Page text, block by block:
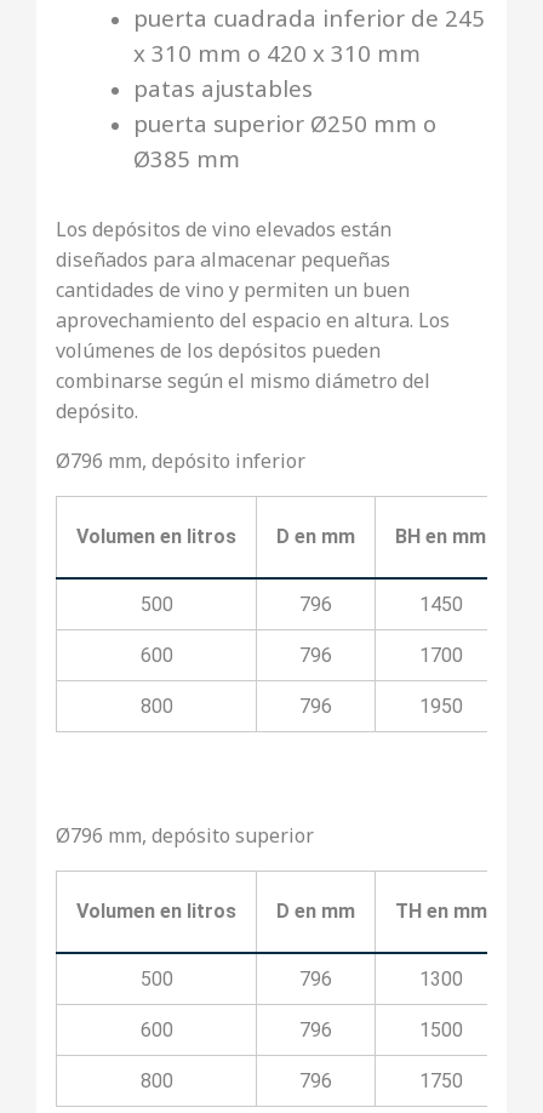
puerta cuadrada inferior de 245
x 310 mm o 420 x 310 mm
patas ajustables
puerta superior Ø250 mm o
Ø385 mm
Los depósitos de vino elevados están
diseñados para almacenar pequeñas
cantidades de vino y permiten un buen
aprovechamiento del espacio en altura. Los
volúmenes de los depósitos pueden
combinarse según el mismo diámetro del
depósito.
Ø796 mm, depósito inferior
Volumen en litros D en mm BH en mm
500 796 1450
600 796 1700
800 796 1950
Ø796 mm, depósito superior
Volumen en litros D en mm TH en mm
500 796 1300
600 796 1500
800 796 1750